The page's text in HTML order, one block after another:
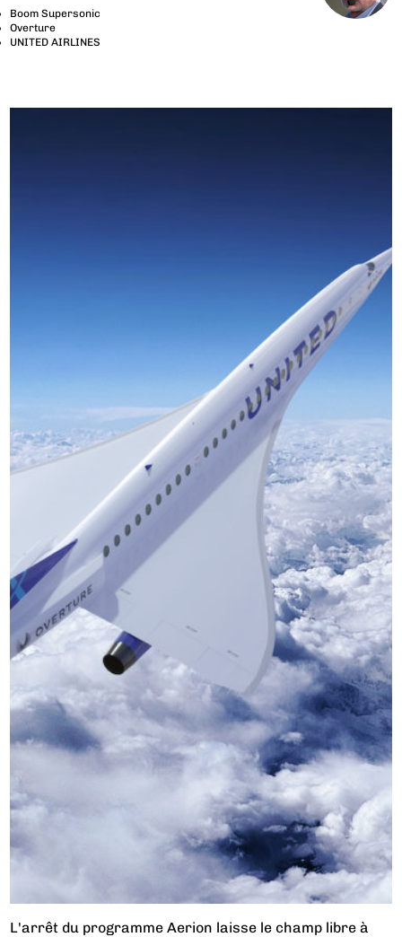
Boom Supersonic
Overture
UNITED AIRLINES
L'arrêt du programme Aerion laisse le champ libre à